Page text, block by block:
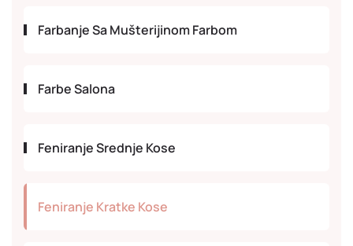
Farbanje Sa Mušterijinom Farbom
Farbe Salona
Feniranje Srednje Kose
Feniranje Kratke Kose